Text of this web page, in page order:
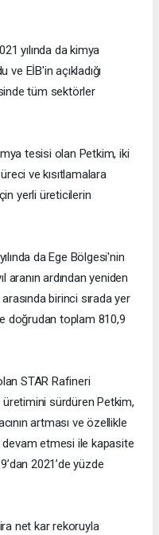
yılında da kimya
EİB'in açıkladığı
tüm sektörler
tesisi olan Petkim, iki
ve kısıtlamalara
yerli üreticilerin
da Ege Bölgesi'nin
ardından yeniden
birinci sırada yer
doğrudan toplam 810,9
STAR Rafineri
sürdüren Petkim,
artması ve özellikle
etmesi ile kapasite
2021’de yüzde
net kar rekoruyla